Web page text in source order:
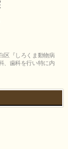
区『しろくま動物病
、歯科を行い特に内